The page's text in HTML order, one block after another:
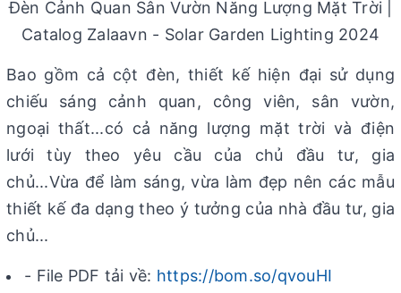
Đèn Cảnh Quan Sân Vườn Năng Lượng Mặt Trời |
Catalog Zalaavn - Solar Garden Lighting 2024
Bao gồm cả cột đèn, thiết kế hiện đại sử dụng
chiếu sáng cảnh quan, công viên, sân vườn,
ngoại thất...có cả năng lượng mặt trời và điện
lưới tùy theo yêu cầu của chủ đầu tư, gia
chủ...Vừa để làm sáng, vừa làm đẹp nên các mẫu
thiết kế đa dạng theo ý tưởng của nhà đầu tư, gia
chủ...
- File PDF tải về: https://bom.so/qvouHI